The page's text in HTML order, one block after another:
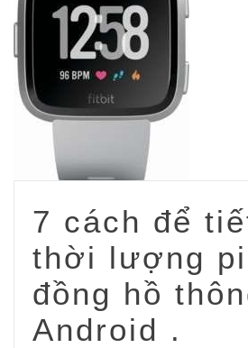
7 cách để
thời lượng
đồng hồ
Android .